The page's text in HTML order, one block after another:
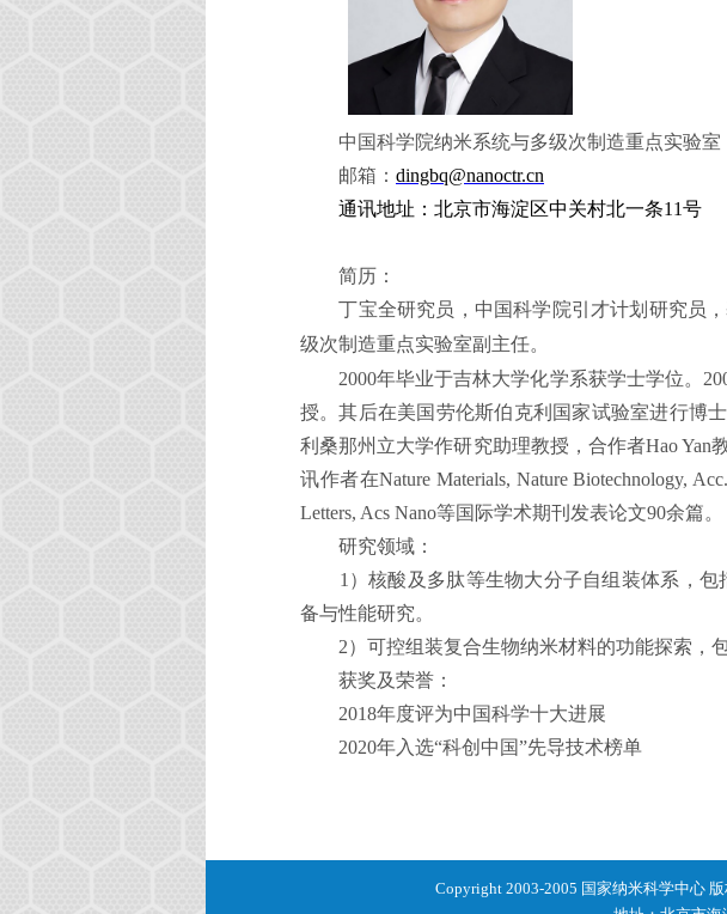
中国科学院纳米系统与多级次制造重点实验
邮箱： dingbq@nanoctr.cn
通讯地址：北京市海淀区中关村北一条11号
简历：
丁宝全研究员， 中国科学院引才计划 研究员
级次制造重点实验室副主任。
2000年毕业于吉林大学化学系获学士学位。
授。其后在美国劳伦斯伯克利国家试验室进行博
利桑那州立大学作研究助理教授，合作者Hao Yan
讯作者在Nature Materials, Nature Biotechnology,
Letters, Acs Nano等国际学术期刊发表论文90余篇。
研究领域：
1 ）核酸及多肽等生物大分子自组装体系，包
备与性能研究。
2）可控组装复合生物纳米材料的功能探索，
获奖及荣誉：
2018年度评为中国科学十大进展
2020年入选“科创中国”先导技术榜单
Copyright 2003-2005 国家纳米科学中心